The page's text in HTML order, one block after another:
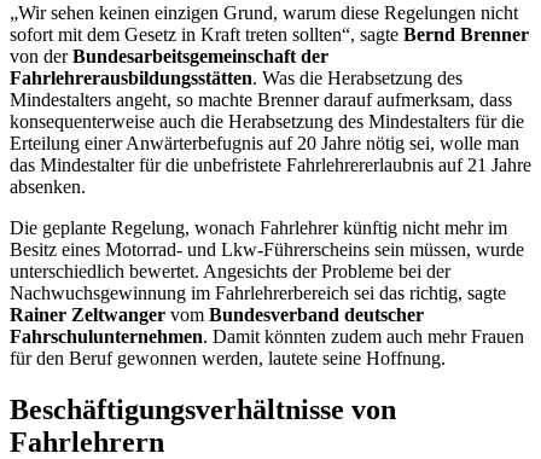
„Wir sehen keinen einzigen Grund, warum diese Regelungen nicht
sofort mit dem Gesetz in Kraft treten sollten“, sagte Bernd Brenner
von derBundesarbeitsgemeinschaft der
Fahrlehrerausbildungsstätten. Was die Herabsetzung des
Mindestalters angeht, so machte Brenner darauf aufmerksam, dass
konsequenterweise auch die Herabsetzung des Mindestalters für die
Erteilung einer Anwärterbefugnis auf 20 Jahre nötig sei, wolle man
das Mindestalter für die unbefristete Fahrlehrererlaubnis auf 21 Jahre
absenken.
Die geplante Regelung, wonach Fahrlehrer künftig nicht mehr im
Besitz eines Motorrad- und Lkw-Führerscheins sein müssen, wurde
unterschiedlich bewertet. Angesichts der Probleme bei der
Nachwuchsgewinnung im Fahrlehrerbereich sei das richtig, sagte
Rainer Zeltwanger vom Bundesverband deutscher
Fahrschulunternehmen. Damit könnten zudem auch mehr Frauen
für den Beruf gewonnen werden, lautete seine Hoffnung.
Beschäftigungsverhältnisse von
Fahrlehrern